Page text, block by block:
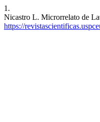
1.
Nicastro L. Microrrelato de
https://